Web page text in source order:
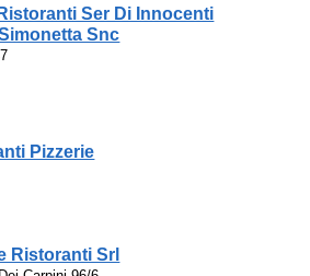
Ser Di Innocenti
Snc
Pizzerie
Ristoranti Srl